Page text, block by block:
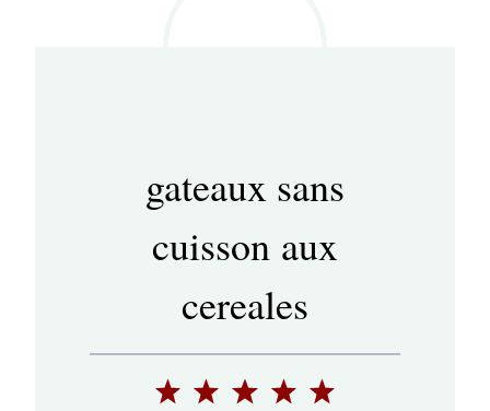
gateaux sans
cuisson aux
cereales
5
4
3
2
1